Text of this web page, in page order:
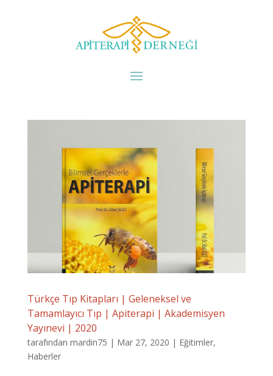
Türkçe Tıp Kitapları | Geleneksel ve
Tamamlayıcı Tıp | Apiterapi | Akademisyen
Yayınevi | 2020
tarafından mardin75 | Mar 27, 2020 | Eğitimler,
Haberler